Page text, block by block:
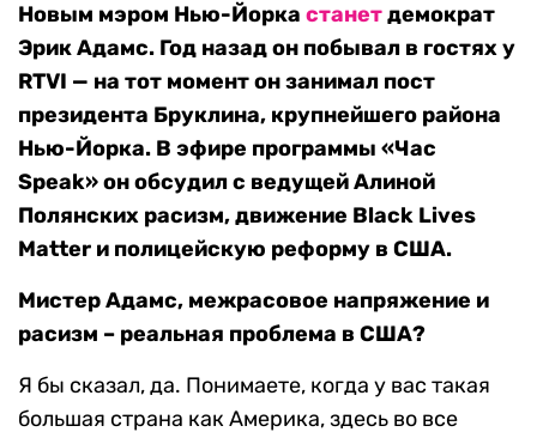
Новым мэром Нью-Йорка станетдемократ
Эрик Адамс. Год назад он побывал в гостях у
RTVI — на тот момент он занимал пост
президента Бруклина, крупнейшего района
Нью-Йорка. В эфире программы «Час
Speak» он обсудил с ведущей Алиной
Полянских расизм, движение Black Lives
Matter и полицейскую реформу в США.
Мистер Адамс, межрасовое напряжение и
расизм – реальная проблема в США?
Я бы сказал, да. Понимаете, когда у вас такая
большая страна как Америка, здесь во все